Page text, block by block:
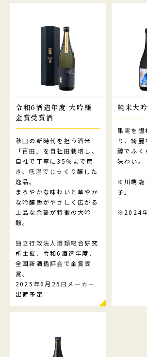
令和6酒造年度 大吟醸
金賞受賞酒
秋田の新時代を担う酒米
「百田」を自社田栽培し、
自社で丁寧に35％まで磨
き、低温でじっくり醸した
逸品。
まろやかな味わいと華やか
な吟醸香がやさしく広がる
上品な余韻が特徴の大吟
醸。
独立行政法人酒類総合研究
所主催、令和6酒造年度、
全国新酒鑑評会で金賞受
賞。
2025年6月25日メーカー
出荷予定
純米大
果実を想
り、綺
醇でふく
味わい。
※川端龍
子」
※2024